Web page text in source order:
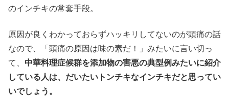
のインチキの常套手段。
原因が良くわかっておらずハッキリしてないのが頭痛の話
なので、「頭痛の原因は味の素だ！」みたいに言い切っ
て、 中華料理症候群を添加物の害悪の典型例みたいに紹介
している人は、だいたいトンチキなインチキだと思ってい
いでしょう。